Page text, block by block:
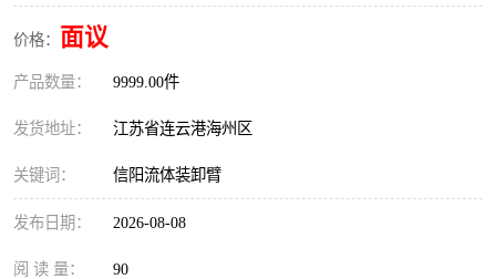
价格： 面议
产品数量： 9999.00件
发货地址： 江苏省连云港海州区
关键词： 信阳流体装卸臂
发布日期： 2026-08-08
阅 读 量： 90